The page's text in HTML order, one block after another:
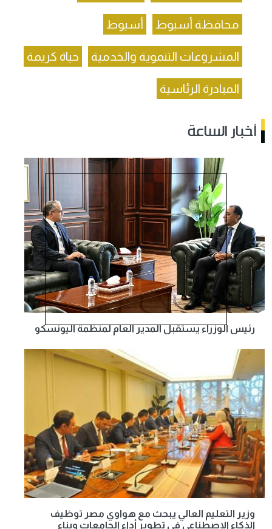
محافظة أسيوط أسيوط
المشروعات التنموية والخدمية حياة كريمة
المبادرة الرئاسية
أخبار الساعة
رئيس الوزراء يستقبل المدير العام لمنظمة اليونسكو
وزير التعليم العالي يبحث مع هواوي مصر توظيف
الذكاء الاصطناعي في تطوير أداء الجامعات وبناء